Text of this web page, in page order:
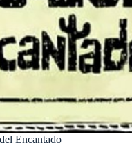
Encantado